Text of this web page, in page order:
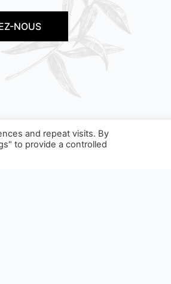
and repeat visits. By
to provide a controlled